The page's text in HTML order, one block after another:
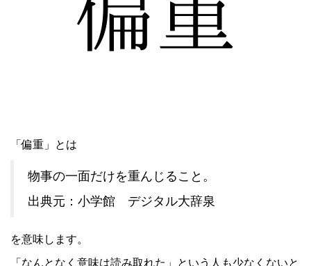
「偏重」とは
物事の一面だけを重んじること。
出典元：小学館 デジタル大辞泉
を意味します。
「なんとなく意味は読み取れた」という人も少なくないと